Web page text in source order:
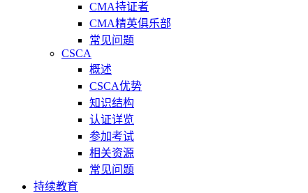
CMA持证者
CMA精英俱乐部
常见问题
CSCA
概述
CSCA优势
知识结构
认证详览
参加考试
相关资源
常见问题
持续教育